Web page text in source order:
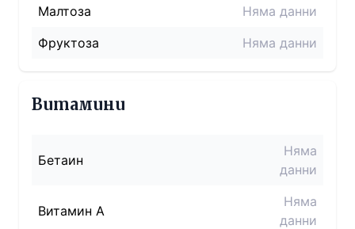
Малтоза
Няма данни
Фруктоза
Няма данни
Витамини
Бетаин
Няма
данни
Витамин A
Няма
данни